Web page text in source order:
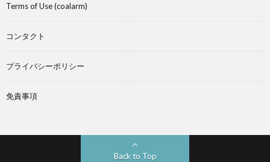
Terms of Use (coalarm)
コンタクト
プライバシーポリシー
免責事項
Back to Top